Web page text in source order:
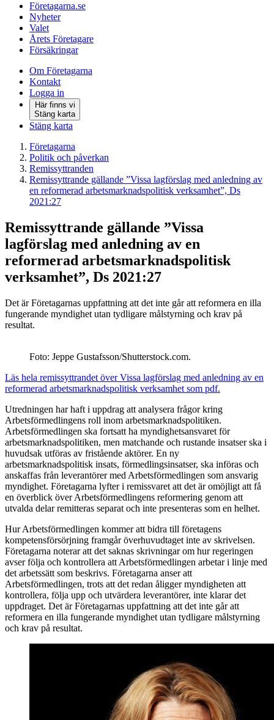
Företagarna.se
Nyheter
Valet
Årets Företagare
Försäkringar
Om Företagarna
Kontakt
Logga in
Här finns vi
Stäng karta
Stäng karta
Företagarna
Politik och påverkan
Remissyttranden
Remissyttrande gällande ”Vissa lagförslag med anledning av
en reformerad arbetsmarknadspolitisk verksamhet”, Ds
2021:27
Remissyttrande gällande ”Vissa
lagförslag med anledning av en
reformerad arbetsmarknadspolitisk
verksamhet”, Ds 2021:27
Det är Företagarnas uppfattning att det inte går att reformera en illa
fungerande myndighet utan tydligare målstyrning och krav på
resultat.
Foto: Jeppe Gustafsson/Shutterstock.com.
Läs hela remissyttrandet över Vissa lagförslag med anledning av en
reformerad arbetsmarknadspolitisk verksamhet som pdf.
Utredningen har haft i uppdrag att analysera frågor kring
Arbetsförmedlingens roll inom arbetsmarknadspolitiken.
Arbetsförmedlingen ska fortsatt ha myndighetsansvaret för
arbetsmarknadspolitiken, men matchande och rustande insatser ska i
huvudsak utföras av fristående aktörer. En ny
arbetsmarknadspolitisk insats, förmedlingsinsatser, ska införas och
anskaffas från leverantörer med Arbetsförmedlingen som ansvarig
myndighet. Företagarna lyfter i remissvaret att det är omöjligt att få
en överblick över Arbetsförmedlingens reformering genom att
utvalda delar remitteras separat och inte presenteras som en helhet.
Hur Arbetsförmedlingen kommer att bidra till företagens
kompetensförsörjning framgår överhuvudtaget inte av skrivelsen.
Företagarna noterar att det saknas skrivningar om hur regeringen
avser följa och kontrollera att Arbetsförmedlingen arbetar i linje med
det arbetssätt som beskrivs. Företagarna anser att
Arbetsförmedlingen, trots att det redan åligger myndigheten att
kontrollera, följa upp och utvärdera leverantörer, inte klarar det
uppdraget. Det är Företagarnas uppfattning att det inte går att
reformera en illa fungerande myndighet utan tydligare målstyrning
och krav på resultat.